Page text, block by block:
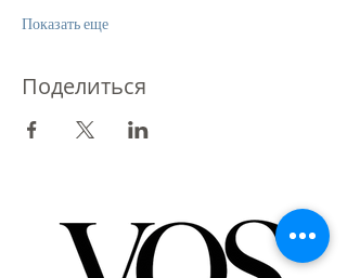
Показать еще
Поделиться